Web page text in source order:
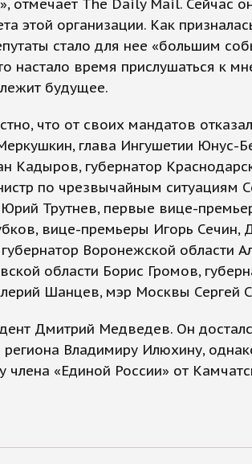
отмечает The Daily Mail. Сейчас
этой организации. Как
стало для нее «большим
настало время прислушаться к
будущее.
что от своих мандатов
глава Ингушетии Юнус-
Кадыров, губернатор
по чрезвычайным ситуациям
Юрий Трутнев, первые вице-
вице-премьеры Игорь Сечин,
Воронежской области
области Борис Громов,
Шанцев, мэр Москвы Сергей
Дмитрий Медведев. Он
региона Владимиру Илюхину,
члена «Единой России» от